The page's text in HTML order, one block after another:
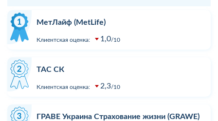
МетЛайф (MetLife)
Клиентская оценка: 1,0 10
ТАС СК
Клиентская оценка: 2,3 10
ГРАВЕ Украина Страхование жизни (GRAWE)